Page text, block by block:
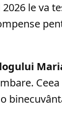
le va